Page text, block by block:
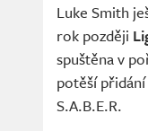
Luke Smith
rok později
spuštěna v
potěší
S.A.B.E.R.